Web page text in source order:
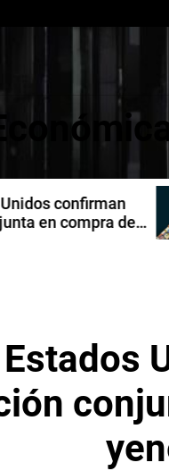
confirman
en compra de